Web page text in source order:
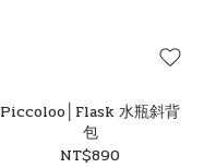
Piccoloo│Flask 水瓶斜背
包
NT$890